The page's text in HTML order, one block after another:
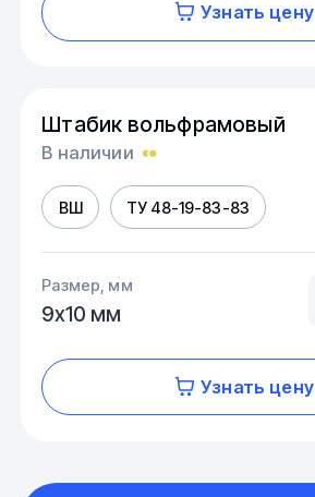
Узнать цену
Штабик вольфрамовый
В наличии
ВШ ТУ 48-19-83-83
Размер, мм
9х10 мм
Узнать цену